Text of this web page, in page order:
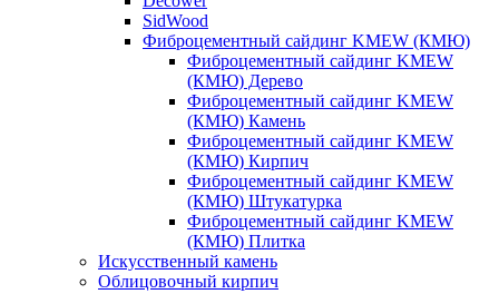
SidWood
Фиброцементный сайдинг KMEW (КМЮ)
Фиброцементный сайдинг KMEW
(КМЮ) Дерево
Фиброцементный сайдинг KMEW
(КМЮ) Камень
Фиброцементный сайдинг KMEW
(КМЮ) Кирпич
Фиброцементный сайдинг KMEW
(КМЮ) Штукатурка
Фиброцементный сайдинг KMEW
(КМЮ) Плитка
Искусственный камень
Облицовочный кирпич